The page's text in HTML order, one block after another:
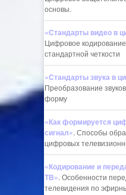
основы.
«Стандарты видео в
Цифровое
стандартной четкости
«Стандарты звука в
Преобразование
форму
«Как формируется
сигнал». Способы
цифровых
«Кодирование и
ТВ». Особенности
телевидения по